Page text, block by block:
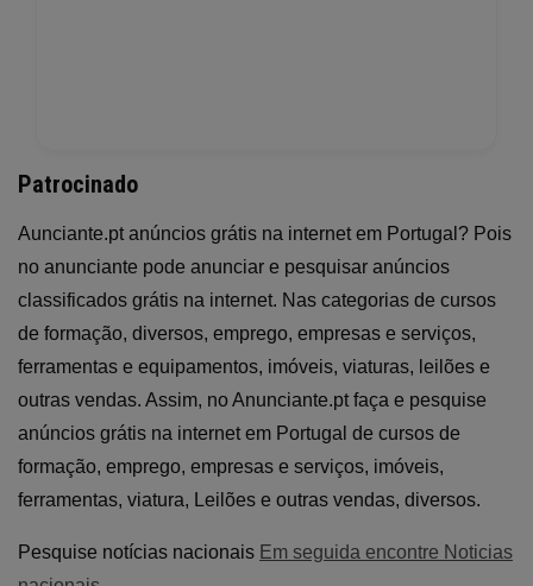
Patrocinado
Aunciante.pt anúncios grátis na internet em Portugal? Pois
no anunciante pode anunciar e pesquisar anúncios
classificados grátis na internet. Nas categorias de cursos
de formação, diversos, emprego, empresas e serviços,
ferramentas e equipamentos, imóveis, viaturas, leilões e
outras vendas. Assim, no Anunciante.pt faça e pesquise
anúncios grátis na internet em Portugal de cursos de
formação, emprego, empresas e serviços, imóveis,
ferramentas, viatura, Leilões e outras vendas, diversos.
Pesquise notícias nacionais Em seguida encontre Noticias